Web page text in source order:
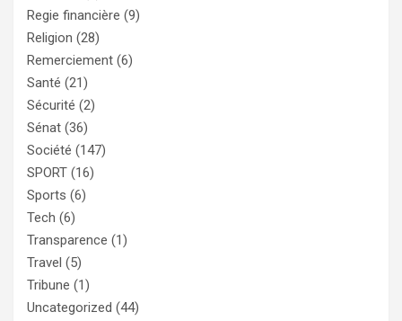
Regie financière (9)
Religion (28)
Remerciement (6)
Santé (21)
Sécurité (2)
Sénat (36)
Société (147)
SPORT (16)
Sports (6)
Tech (6)
Transparence (1)
Travel (5)
Tribune (1)
Uncategorized (44)